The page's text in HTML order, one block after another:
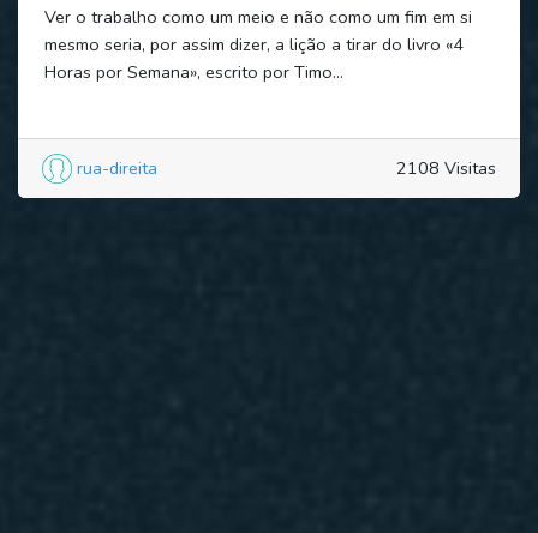
Ver o trabalho como um meio e não como um fim em si
mesmo seria, por assim dizer, a lição a tirar do livro «4
Horas por Semana», escrito por Timo...
rua-direita 2108 Visitas